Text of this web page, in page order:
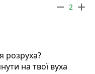
remove 2 add
розруха?
на твої вуха